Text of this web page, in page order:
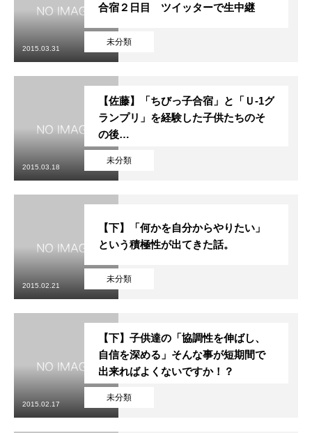
未分類
合宿２日目 ツイッターで生中継
2015.03.31
未分類
【佐藤】「ちびっ子合宿」と「Ｕ-1グ
ランプリ」を経験した子供たちのそ
の後…
2015.03.18
未分類
【下】「何かを自分からやりたい」
という積極性が出てきた話。
2015.02.21
未分類
【下】子供達の「協調性を伸ばし、
自信を深める」そんな事が短期間で
出来ればよくないですか！？
2015.02.17